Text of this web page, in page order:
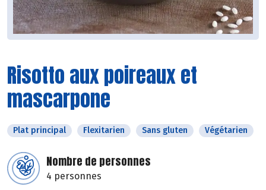
Risotto aux poireaux et
mascarpone
Plat principal Flexitarien Sans gluten Végétarien
Nombre de personnes
4 personnes